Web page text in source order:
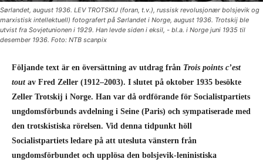
Sørlandet, august 1936. LEV TROTSKIJ (foran, t.v.), russisk revolusjonær bolsjevik og
marxistisk intellektuell) fotografert på Sørlandet i Norge, august 1936. Trotskij ble
utvist fra Sovjetunionen i 1929. Han levde siden i eksil, - bl.a. i Norge juni 1935 til
desember 1936. Foto: NTB scanpix
Följande text är en översättning av utdrag från Trois points c’est
toutav Fred Zeller (1912–2003). I slutet på oktober 1935 besökte
Zeller Trotskij i Norge. Han var då ordförande för Socialistpartiets
ungdomsförbunds avdelning i Seine (Paris) och sympatiserade med
den trotskistiska rörelsen. Vid denna tidpunkt höll
Socialistpartiets ledare på att utesluta vänstern från
ungdomsförbundet och upplösa den bolsjevik-leninistiska